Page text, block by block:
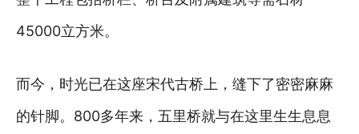
45000立方米。
而今，时光已在这座宋代古桥上，缝下了密密麻麻
的针脚。800多年来，五里桥就与在这里生生息息